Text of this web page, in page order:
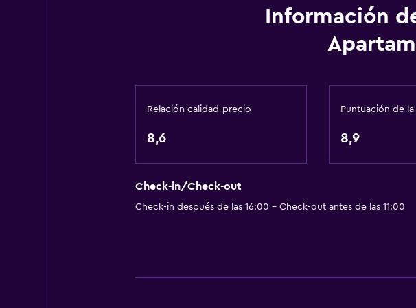
Extinguidor
Artículos de aseo gratis
Alarma de humo
Calefacción
Información
Relación calidad-precio
8,6
Puntuación de
8,9
Check-in/Check-out
Check-in después de las 16:00 - Check-out antes de las 11:00